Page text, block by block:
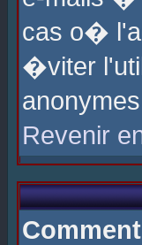
cas o�
�viter
Revenir